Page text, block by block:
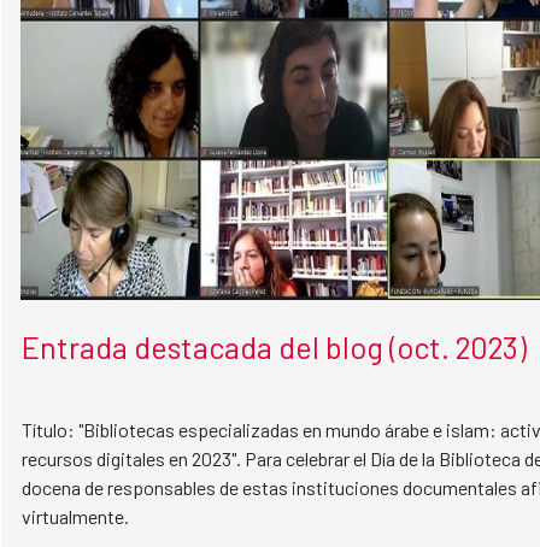
Entrada destacada del blog (oct. 2023)
Título: "Bibliotecas especializadas en mundo árabe e islam:
recursos digitales en 2023". Para celebrar el Día de la Biblioteca
docena de responsables de estas instituciones documentales
virtualmente.